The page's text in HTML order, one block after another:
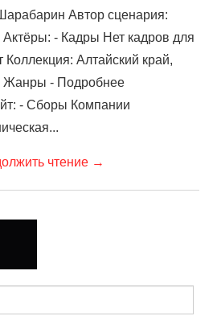
Автор сценария:
- Кадры Нет кадров для
Алтайский край,
Жанры - Подробнее
- Сборы Компании
чтение →
записям